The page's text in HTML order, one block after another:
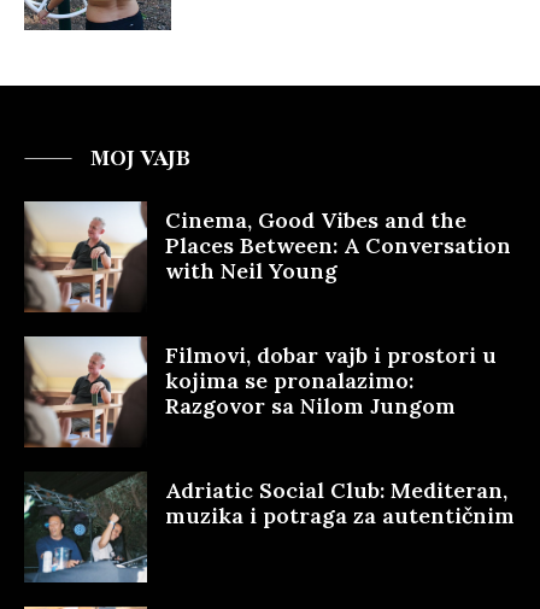
MOJ VAJB
Cinema, Good Vibes and the
Places Between: A Conversation
with Neil Young
Filmovi, dobar vajb i prostori u
kojima se pronalazimo:
Razgovor sa Nilom Jungom
Adriatic Social Club: Mediteran,
muzika i potraga za autentičnim